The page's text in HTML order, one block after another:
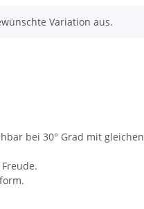
Variation aus.
bei 30° Grad mit gleichen